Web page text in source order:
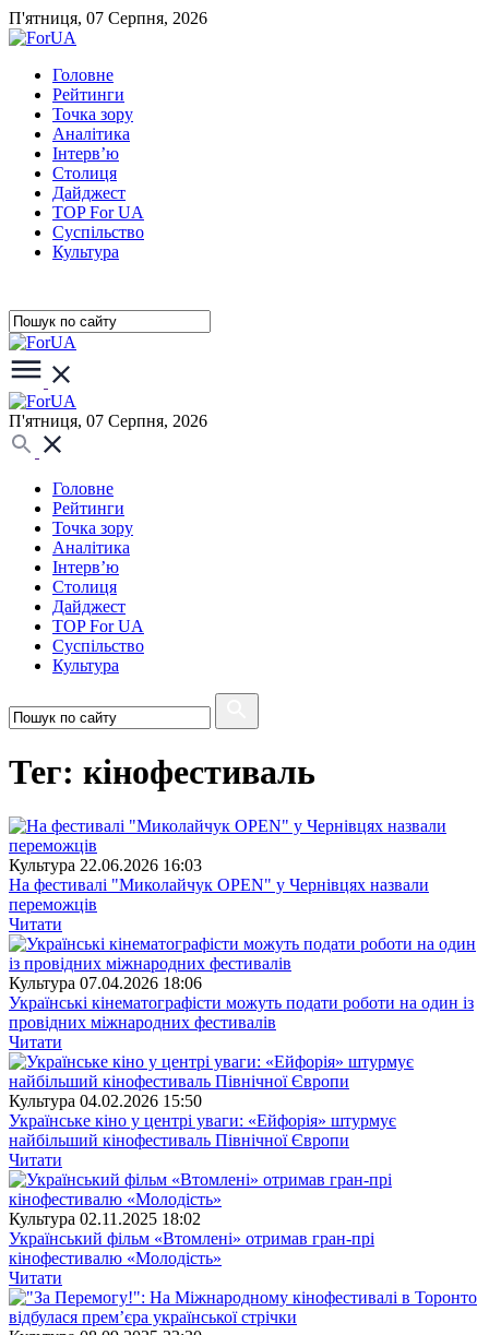
П'ятниця, 07 Серпня, 2026
Головне
Рейтинги
Точка зору
Аналітика
Інтерв’ю
Столиця
Дайджест
TOP For UA
Суспiльство
Культура
П'ятниця, 07 Серпня, 2026
Головне
Рейтинги
Точка зору
Аналітика
Інтерв’ю
Столиця
Дайджест
TOP For UA
Суспiльство
Культура
Тег: кінофестиваль
Культура 22.06.2026 16:03
На фестивалі "Миколайчук OPEN" у Чернівцях назвали
переможців
Читати
Культура 07.04.2026 18:06
Українські кінематографісти можуть подати роботи на один із
провідних міжнародних фестивалів
Читати
Культура 04.02.2026 15:50
Українське кіно у центрі уваги: «Ейфорія» штурмує
найбільший кінофестиваль Північної Європи
Читати
Культура 02.11.2025 18:02
Український фільм «Втомлені» отримав гран-прі
кінофестивалю «Молодість»
Читати